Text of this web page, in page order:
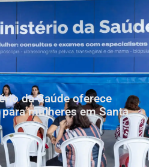
da Saúde oferece
mulheres em Santa